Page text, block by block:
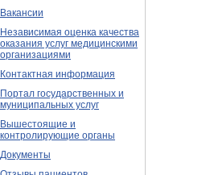
Вакансии
Независимая оценка качества
оказания услуг медицинскими
организациями
Контактная информация
Портал государственных и
муниципальных услуг
Вышестоящие и
контролирующие органы
Документы